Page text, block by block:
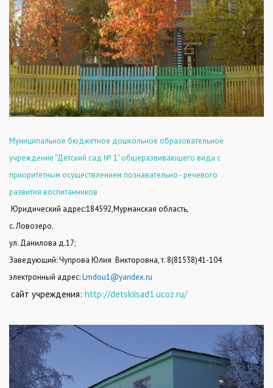
Муниципальное бюджетное дошкольное образовательное
учреждение "Детский сад № 1" общеразвивающего вида с
приоритетным осуществлением познавательно - речевого
развития воспитанников
Юридический адрес:184592,Мурманская область,
с. Ловозеро.
ул. Данилова д.17;
Заведующий:Чупрова Юлия Викторовна, т. 8(81538)41-104
электронный адрес:Lmdou1@yandex.ru
сайт учреждения: http://detskiisad1.ucoz.ru/